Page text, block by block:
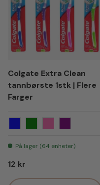
Colgate Extra Clean
tannbørste 1stk | Flere
Farger
På lager (64 enheter)
Vanlig pris
12 kr